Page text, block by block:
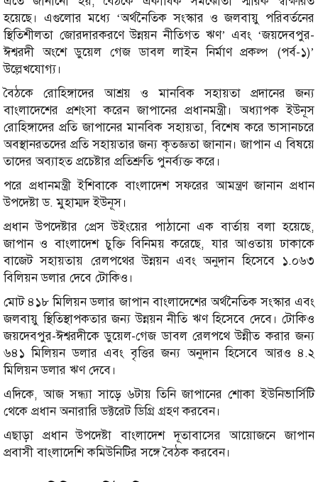
হয়েছে। এগুলোর মধ্যে ‘অর্থনৈতিক সংস্কার ও জলবায়ু পরিবর্তনের
স্থিতিশীলতা জোরদারকরণে উন্নয়ন নীতিগত ঋণ’ এবং ‘জয়দেবপুর-
ঈশ্বরদী অংশে ডুয়েল গেজ ডাবল লাইন নির্মাণ প্রকল্প (পর্ব-১)’
উল্লেখযোগ্য।
বৈঠকে রোহিঙ্গাদের আশ্রয় ও মানবিক সহায়তা প্রদানের জন্য
বাংলাদেশের প্রশংসা করেন জাপানের প্রধানমন্ত্রী। অধ্যাপক ইউনূস
রোহিঙ্গাদের প্রতি জাপানের মানবিক সহায়তা, বিশেষ করে ভাসানচরে
অবস্থানরতদের প্রতি সহায়তার জন্য কৃতজ্ঞতা জানান। জাপান এ বিষয়ে
তাদের অব্যাহত প্রচেষ্টার প্রতিশ্রুতি পুনর্ব্যক্ত করে।
পরে প্রধানমন্ত্রী ইশিবাকে বাংলাদেশ সফরের আমন্ত্রণ জানান প্রধান
উপদেষ্টা ড. মুহাম্মদ ইউনূস।
প্রধান উপদেষ্টার প্রেস উইংয়ের পাঠানো এক বার্তায় বলা হয়েছে,
জাপান ও বাংলাদেশ চুক্তি বিনিময় করেছে, যার আওতায় ঢাকাকে
বাজেট সহায়তায় রেলপথের উন্নয়ন এবং অনুদান হিসেবে ১.০৬৩
বিলিয়ন ডলার দেবে টোকিও।
মোট ৪১৮ মিলিয়ন ডলার জাপান বাংলাদেশের অর্থনৈতিক সংস্কার এবং
জলবায়ু স্থিতিস্থাপকতার জন্য উন্নয়ন নীতি ঋণ হিসেবে দেবে। টোকিও
জয়দেবপুর-ঈশ্বরদীকে ডুয়েল-গেজ ডাবল রেলপথে উন্নীত করার জন্য
৬৪১ মিলিয়ন ডলার এবং বৃত্তির জন্য অনুদান হিসেবে আরও ৪.২
মিলিয়ন ডলার ঋণ দেবে।
এদিকে, আজ সন্ধ্যা সাড়ে ৬টায় তিনি জাপানের শোকা ইউনিভার্সিটি
থেকে প্রধান অনারারি ডক্টরেট ডিগ্রি গ্রহণ করবেন।
এছাড়া প্রধান উপদেষ্টা বাংলাদেশ দূতাবাসের আয়োজনে জাপান
প্রবাসী বাংলাদেশি কমিউনিটির সঙ্গে বৈঠক করবেন।